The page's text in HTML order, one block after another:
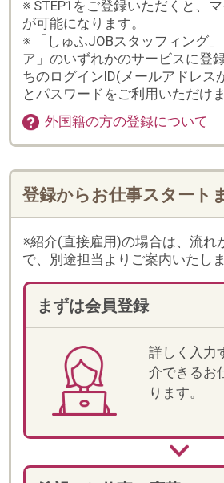
※紹介(直接雇用)の場合は、流れが異なりますの
で、別途担当よりご案内いたします。
まずは会員登録
詳しく入力するほど、ご紹
介できるお仕事の幅が広が
ります。
希望のお仕事に応募
お仕事に応募してくださ
い。当社からもご登録時に
に、メールやお電話でご案
内します。
一次選考
登録時に入力いただいた内
容をもとに一次選考を行い